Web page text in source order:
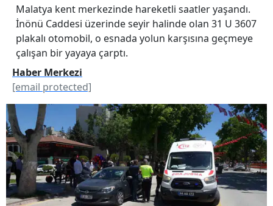
Malatya kent merkezinde hareketli saatler yaşandı.
İnönü Caddesi üzerinde seyir halinde olan 31 U 3607
plakalı otomobil, o esnada yolun karşısına geçmeye
çalışan bir yayaya çarptı.
Haber Merkezi
[email protected]